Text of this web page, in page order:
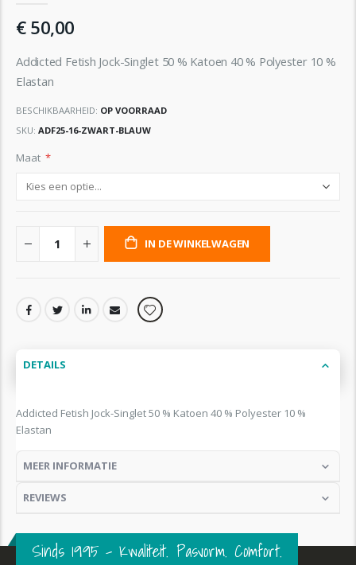
gallerij
€ 50,00
Addicted Fetish Jock-Singlet 50 % Katoen 40 % Polyester 10 %
Elastan
BESCHIKBAARHEID: OP VOORRAAD
SKU ADF25-16-ZWART-BLAUW
Maat
IN DE WINKELWAGEN
DETAILS
Addicted Fetish Jock-Singlet 50 % Katoen 40 % Polyester 10 %
Elastan
MEER INFORMATIE
REVIEWS
Sinds 1995 – Kwaliteit. Pasvorm. Comfort.